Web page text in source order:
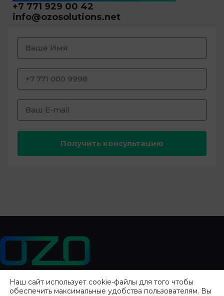
+7 771 929 00 42
info@ozosolutions.net
Получить консультацию
ДИЛЕРЫКАТАЛОГО НАС БЛОГ
Наш сайт использует cookie-файлы для того чтобы
обеспечить максимальные удобства пользователям. Вы